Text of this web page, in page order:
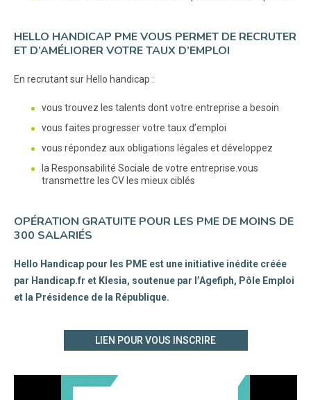
HELLO HANDICAP PME VOUS PERMET DE RECRUTER
ET D’AMÉLIORER VOTRE TAUX D’EMPLOI
En recrutant sur Hello handicap :
vous trouvez les talents dont votre entreprise a besoin
vous faites progresser votre taux d’emploi
vous répondez aux obligations légales et développez
la Responsabilité Sociale de votre entreprise.vous
transmettre les CV les mieux ciblés
OPÉRATION GRATUITE POUR LES PME DE MOINS DE
300 SALARIÉS
Hello Handicap pour les PME est une initiative inédite créée
par Handicap.fr et Klesia, soutenue par l’Agefiph, Pôle Emploi
et la Présidence de la République.
LIEN POUR VOUS INSCRIRE